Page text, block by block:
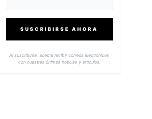
SUSCRIBIRSE AHORA
Al suscribirse, acepta recibir correos electrónicos
con nuestras últimas noticias y artículos.